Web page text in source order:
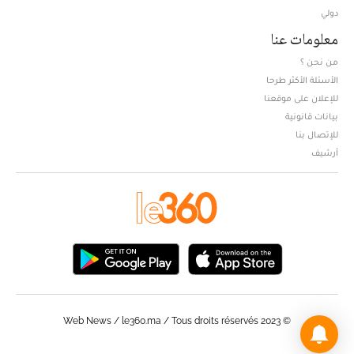
دولي
معلومات عنا
من نحن ؟
الأسئلة الأكثر طرحا
للإعلان على موقعنا
بيانات قانونية
للإتصال بنا
أرشيف
© Web News / le360.ma / Tous droits réservés 2023